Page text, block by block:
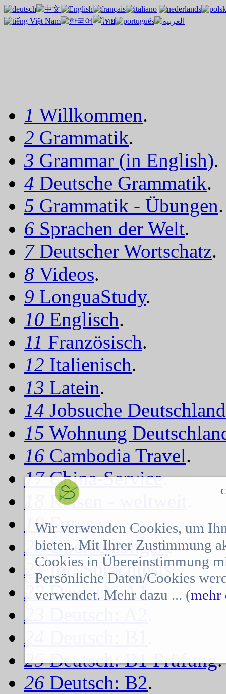
1 Willkommen.
2 Grammatik.
3 Grammar (in English).
4 Deutsche Grammatik.
5 Grammatik - Übungen.
6 Sprachen der Welt.
7 Deutscher Wortschatz.
8 Videos.
9 LonguaStudy.
10 Englisch.
11 Französisch.
12 Italienisch.
13 Latein.
14 Jobsuche Deutschland
15 Wohnung
16 Cambodia Travel.
17China-Service.
Reisen - weltweit
19Fotos.
20Übersetzungen.
21Int. Sprachtests.
22Deutsch: A1.
23
24
25Deutsch: B1 Prüfung.
26 Deutsch: B2.
Wir verwenden Cookies, um
bieten. Mit Ihrer Zustimmung
Cookies in Übereinstimmung
Persönliche Daten/Cookies
verwendet. Mehr dazu ... (mehr